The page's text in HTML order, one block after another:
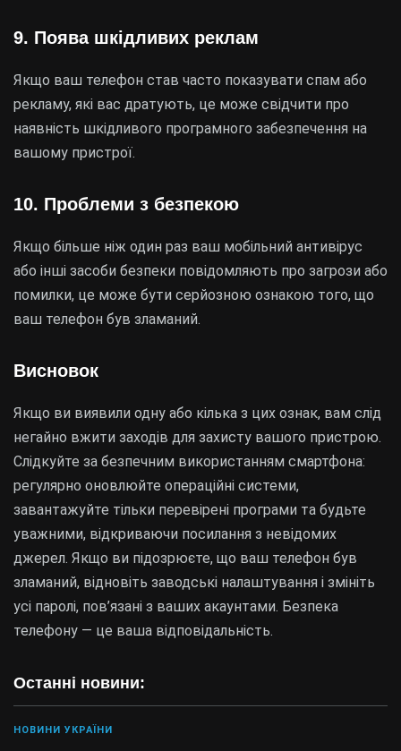
Останні новини:
НОВИНИ УКРАЇНИ
9. Поява шкідливих реклам
Якщо ваш телефон став часто показувати спам або
рекламу, які вас дратують, це може свідчити про
наявність шкідливого програмного забезпечення на
вашому пристрої.
10. Проблеми з безпекою
Якщо більше ніж один раз ваш мобільний антивірус
або інші засоби безпеки повідомляють про загрози або
помилки, це може бути серйозною ознакою того, що
ваш телефон був зламаний.
Висновок
Якщо ви виявили одну або кілька з цих ознак, вам слід
негайно вжити заходів для захисту вашого пристрою.
Слідкуйте за безпечним використанням смартфона:
регулярно оновлюйте операційні системи,
завантажуйте тільки перевірені програми та будьте
уважними, відкриваючи посилання з невідомих
джерел. Якщо ви підозрюєте, що ваш телефон був
зламаний, відновіть заводські налаштування і змініть
усі паролі, пов’язані з ваших акаунтами. Безпека
телефону — це ваша відповідальність.